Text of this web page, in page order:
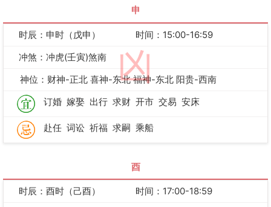
申
凶
时辰：申时（戊申）
时间：15:00-16:59
冲煞：冲虎(壬寅)煞南
神位：财神-正北 喜神-东北 福神-东北 阳贵-西南
订婚 嫁娶 出行 求财 开市 交易 安床
赴任 词讼 祈福 求嗣 乘船
酉
时辰：酉时（己酉）
时间：17:00-18:59